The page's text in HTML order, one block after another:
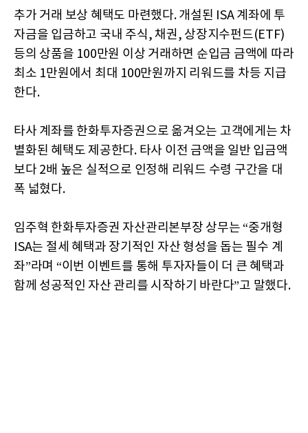
추가 거래 보상 혜택도 마련했다. 개설된 ISA 계좌에 투
자금을 입금하고 국내 주식, 채권, 상장지수펀드(ETF)
등의 상품을 100만원 이상 거래하면 순입금 금액에 따라
최소 1만원에서 최대 100만원까지 리워드를 차등 지급
한다.
타사 계좌를 한화투자증권으로 옮겨오는 고객에게는 차
별화된 혜택도 제공한다. 타사 이전 금액을 일반 입금액
보다 2배 높은 실적으로 인정해 리워드 수령 구간을 대
폭 넓혔다.
임주혁 한화투자증권 자산관리본부장 상무는 “중개형
ISA는 절세 혜택과 장기적인 자산 형성을 돕는 필수 계
좌”라며 “이번 이벤트를 통해 투자자들이 더 큰 혜택과
함께 성공적인 자산 관리를 시작하기 바란다”고 말했다.